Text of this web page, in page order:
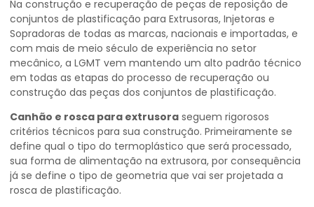
Na construção e recuperação de peças de reposição de
conjuntos de plastificação para Extrusoras, Injetoras e
Sopradoras de todas as marcas, nacionais e importadas, e
com mais de meio século de experiência no setor
mecânico, a LGMT vem mantendo um alto padrão técnico
em todas as etapas do processo de recuperação ou
construção das peças dos conjuntos de plastificação.
Canhão e rosca para extrusora seguem rigorosos
critérios técnicos para sua construção. Primeiramente se
define qual o tipo do termoplástico que será processado,
sua forma de alimentação na extrusora, por consequência
já se define o tipo de geometria que vai ser projetada a
rosca de plastificação.